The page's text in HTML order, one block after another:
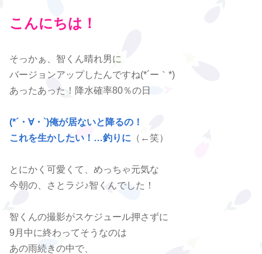
こんにちは！
そっかぁ、智くん晴れ男に
バージョンアップしたんですね(*´ー｀*)
あったあった！降水確率80％の日
(*´・∀・`)俺が居ないと降るの！
これを生かしたい！…釣りに （←笑）
とにかく可愛くて、めっちゃ元気な
今朝の、さとラジ♪智くんでした！
智くんの撮影がスケジュール押さずに
9月中に終わってそうなのは
あの雨続きの中で、